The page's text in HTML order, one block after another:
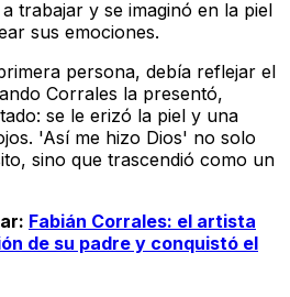
trabajar y se imaginó en la piel
sus emociones.
persona, debía reflejar el
Corrales la presentó,
se le erizó la piel y una
'Así me hizo Dios' no solo
sino que trascendió como un
Fabián Corrales: el artista
de su padre y conquistó el